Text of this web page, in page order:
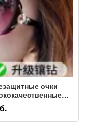
очки
лицом и
глаза,
оправе